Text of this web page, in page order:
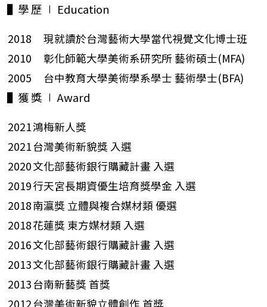
▌學 歷 ∣ Education
2018 現就讀於台灣藝術大學當代視覺文化博士班
2010 彰化師範大學美術系研究所 藝術碩士(MFA)
2005 台中教育大學美術學系學士 藝術學士(BFA)
▌獲 獎 ∣ Award
2021鴻梅新人獎
2021 台灣美術新貌獎 入選
2020文化部藝術銀行購藏計畫 入選
2019行天宮長期資優生培育獎學金 入選
2018南瀛獎 立體與複合媒材類 優選
2018花蓮獎 東方媒材類 入選
2016文化部藝術銀行購藏計畫 入選
2013文化部藝術銀行購藏計畫 入選
2013 台南新藝獎 首獎
2012 台灣美術新貌立體創作 首獎